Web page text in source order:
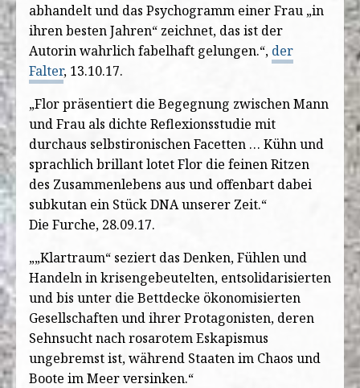
abhandelt und das Psychogramm einer Frau „in
ihren besten Jahren“ zeichnet, das ist der
Autorin wahrlich fabelhaft gelungen.“, der
Falter, 13.10.17.
„Flor präsentiert die Begegnung zwischen Mann
und Frau als dichte Reflexionsstudie mit
durchaus selbstironischen Facetten … Kühn und
sprachlich brillant lotet Flor die feinen Ritzen
des Zusammenlebens aus und offenbart dabei
subkutan ein Stück DNA unserer Zeit.“
Die Furche, 28.09.17.
„„Klartraum“ seziert das Denken, Fühlen und
Handeln in krisengebeutelten, entsolidarisierten
und bis unter die Bettdecke ökonomisierten
Gesellschaften und ihrer Protagonisten, deren
Sehnsucht nach rosarotem Eskapismus
ungebremst ist, während Staaten im Chaos und
Boote im Meer versinken.“